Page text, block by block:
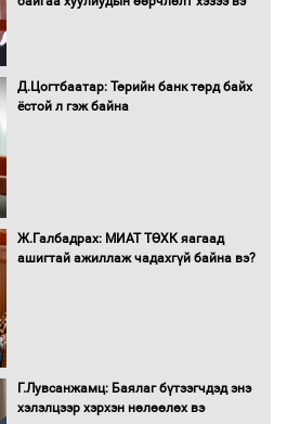
Нөөцийн махны худалдаа,
Монгол Улс “COP17”-д “Тал хээрийн
төлөвлөгөө”-гөө танилцуулна
Д.Цогтбаатар: Төрийн банк төрд байх
ёстой л гэж байна
Ж.Галбадрах: МИАТ ТӨХК яагаад
ашигтай ажиллаж чадахгүй байна вэ?
Г.Лувсанжамц: Баялаг бүтээгчдэд энэ
хэлэлцээр хэрхэн нөлөөлөх вэ